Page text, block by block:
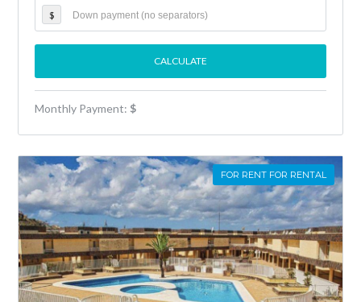
$
Monthly Payment: $
FOR RENT FOR RENTAL